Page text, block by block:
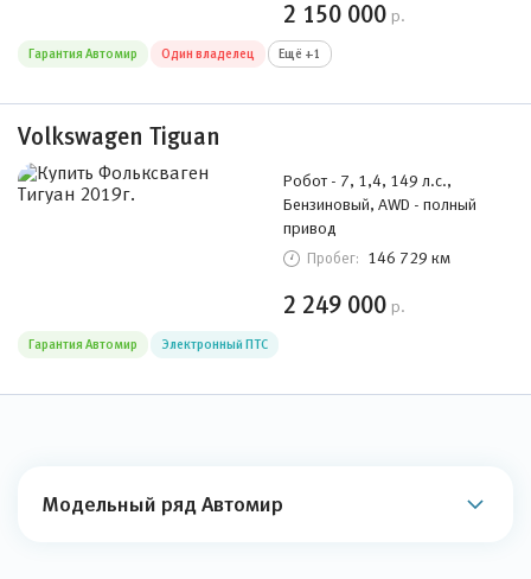
2 150 000 р.
Гарантия Автомир Один владелец Ещё +1
Volkswagen Tiguan
Робот - 7, 1,4, 149 л.с.,
Бензиновый, AWD - полный
привод
Пробег: 146 729 км
2 249 000 р.
Гарантия Автомир Электронный ПТС
Модельный ряд Автомир